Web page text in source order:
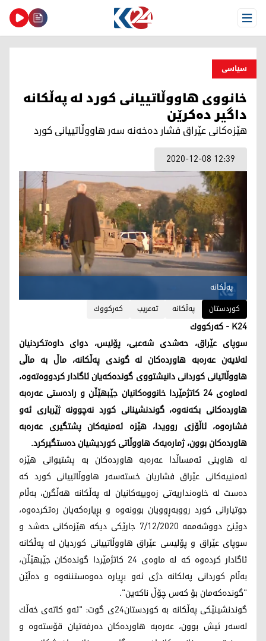
Open Menu
سیاسی
خانووی ھاووڵاتییانی كورد لە پەڵكانە
داگیر دەكرێن
ھێزەكانی عێراق فشار دەخەنە سەر ھاووڵاتییانی كورد
2020-12-08 12:39
پەڵكانە
کوردستان
پەڵكانە تەعریب كەركووك
K24 - كەركووك
سوپای عێراق، حەشدی شەعبی، پۆلیس، دوای داوەتکردنیان
لەلایەن عەرەبە هاوردەکان لە گوندی پەڵکانە، ماڵ بە ماڵی
هاووڵاتیانی کوردانی دانیشتووی گوندەکەیان ئاگادار کردووەتەوە،
لەماوەی 24 کاتژمێردا خانووەکانیان جێبهێڵن و رادەستی عەرەبە
هاوردەکانی بکەنەوە، گوندنشینانی کورد نەچوونە ژێرباری ئەو
فشارەوە، ئاڵۆزی روویدا، هێزە ئەمنیەکان پشتگیری عەرەبە
هاوردەکان بوون، ژمارەیەک هاووڵاتی کوردیشیان دەستگیرکرد.
لە ھاوینی ئەمساڵدا عەرەبە ھاوردەكان بە پشتیوانی ھێزە
ئەمنییەكانی عێراق فشاریان خستەسەر ھاووڵاتییانی كورد كە
دەست لە خاوەنداریەتی زەوییەكانیان لە پەڵكانە ھەڵگرن، بەڵام
جوتیارانی كورد رووبەڕوویان بوونەوە و بڕیارەكەیان رەتكردەوە،
دوێنێ دووشەممە 7/12/2020 جارێكی دیكە ھێزەكانی حەشد و
سوپای عێراق و پۆلیسی عێراق ھاووڵاتییانی كوردیان لە پەڵكانە
ئاگادار كردەوە كە لە ماوەی 24 كاتژمێردا گوندەكان جێبھێڵن،
بەڵام كوردانی پەلكانە دژی ئەو بڕیارە دەوەستننەوە و دەڵێن
"گوندەكەمان بۆ كەس چۆڵ ناكەین".
گوندنشینێكی پەڵكانە بە كوردستان24ی گوت: "ئەو كاتەی خەڵك
لەسەر ئیش بوون، عەرەبە ھاوردەكان دەرفەتیان قۆستەوە و